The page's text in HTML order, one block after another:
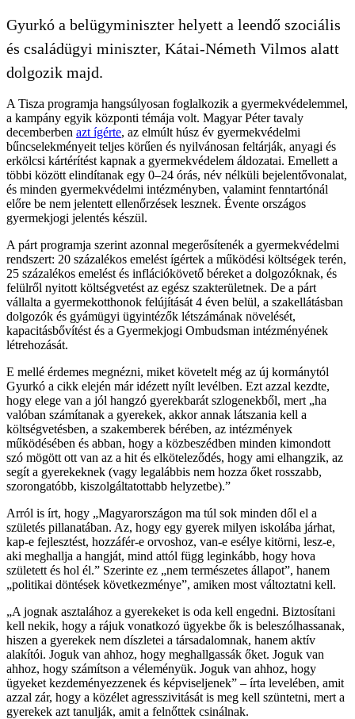
Gyurkó a belügyminiszter helyett a leendő szociális
és családügyi miniszter, Kátai-Németh Vilmos alatt
dolgozik majd.
A Tisza programja hangsúlyosan foglalkozik a gyermekvédelemmel,
a kampány egyik központi témája volt. Magyar Péter tavaly
decemberben azt ígérte, az elmúlt húsz év gyermekvédelmi
bűncselekményeit teljes körűen és nyilvánosan feltárják, anyagi és
erkölcsi kártérítést kapnak a gyermekvédelem áldozatai. Emellett a
többi között elindítanak egy 0–24 órás, név nélküli bejelentővonalat,
és minden gyermekvédelmi intézményben, valamint fenntartónál
előre be nem jelentett ellenőrzések lesznek. Évente országos
gyermekjogi jelentés készül.
A párt programja szerint azonnal megerősítenék a gyermekvédelmi
rendszert: 20 százalékos emelést ígértek a működési költségek terén,
25 százalékos emelést és inflációkövető béreket a dolgozóknak, és
felülről nyitott költségvetést az egész szakterületnek. De a párt
vállalta a gyermekotthonok felújítását 4 éven belül, a szakellátásban
dolgozók és gyámügyi ügyintézők létszámának növelését,
kapacitásbővítést és a Gyermekjogi Ombudsman intézményének
létrehozását.
E mellé érdemes megnézni, miket követelt még az új kormánytól
Gyurkó a cikk elején már idézett nyílt levélben. Ezt azzal kezdte,
hogy elege van a jól hangzó gyerekbarát szlogenekből, mert „ha
valóban számítanak a gyerekek, akkor annak látszania kell a
költségvetésben, a szakemberek bérében, az intézmények
működésében és abban, hogy a közbeszédben minden kimondott
szó mögött ott van az a hit és elköteleződés, hogy ami elhangzik, az
segít a gyerekeknek (vagy legalábbis nem hozza őket rosszabb,
szorongatóbb, kiszolgáltatottabb helyzetbe).”
Arról is írt, hogy „Magyarországon ma túl sok minden dől el a
születés pillanatában. Az, hogy egy gyerek milyen iskolába járhat,
kap-e fejlesztést, hozzáfér-e orvoshoz, van-e esélye kitörni, lesz-e,
aki meghallja a hangját, mind attól függ leginkább, hogy hova
született és hol él.” Szerinte ez „nem természetes állapot”, hanem
„politikai döntések következménye”, amiken most változtatni kell.
„A jognak asztalához a gyerekeket is oda kell engedni. Biztosítani
kell nekik, hogy a rájuk vonatkozó ügyekbe ők is beleszólhassanak,
hiszen a gyerekek nem díszletei a társadalomnak, hanem aktív
alakítói. Joguk van ahhoz, hogy meghallgassák őket. Joguk van
ahhoz, hogy számítson a véleményük. Joguk van ahhoz, hogy
ügyeket kezdeményezzenek és képviseljenek” – írta levelében, amit
azzal zár, hogy a közélet agresszivitását is meg kell szüntetni, mert a
gyerekek azt tanulják, amit a felnőttek csinálnak.